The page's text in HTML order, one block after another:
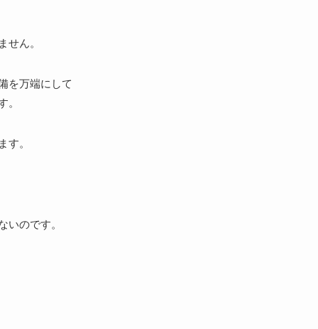
せん。
を万端にして
。
す。
いのです。